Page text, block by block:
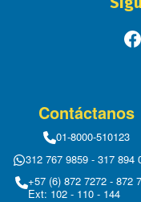
Contáctanos
01-8000-510123
312 767 9859 - 317 894
+57 (6) 872 7272 - 872
Ext: 102 - 110 - 144